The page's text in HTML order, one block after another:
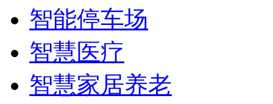
智能停车场
智慧医疗
智慧家居养老